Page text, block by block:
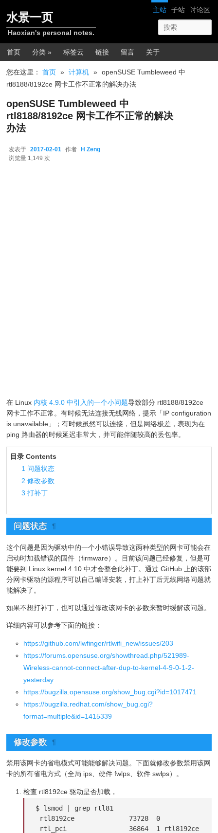
网站导航
主站 子站 讨论区
水景一页
Haoxian's personal notes.
主菜单
首页 分类 » 标签云 链接 留言 关于
您在这里：首页 » 计算机 » openSUSE Tumbleweed 中
rtl8188/8192ce 网卡工作不正常的解决办法
openSUSE Tumbleweed 中
rtl8188/8192ce 网卡工作不正常的解决
办法
发表于 2017-02-01 作者 H Zeng
浏览量 1,149 次
在 Linux 内核 4.9.0 中引入的一个小问题导致部分 rtl8188/8192ce
网卡工作不正常。有时候无法连接无线网络，提示「IP configuration
is unavailable」；有时候虽然可以连接，但是网络极差，表现为在
ping 路由器的时候延迟非常大，并可能伴随较高的丢包率。
目录 Contents
1 问题状态
2 修改参数
3 打补丁
问题状态 ¶
这个问题是因为驱动中的一个小错误导致这两种类型的网卡可能会在
启动时加载错误的固件（firmware）。目前该问题已经修复，但是可
能要到 Linux kernel 4.10 中才会整合此补丁。通过 GitHub 上的该部
分网卡驱动的源程序可以自己编译安装，打上补丁后无线网络问题就
能解决了。
如果不想打补丁，也可以通过修改该网卡的参数来暂时缓解该问题。
详细内容可以参考下面的链接：
https://github.com/lwfinger/rtlwifi_new/issues/203
https://forums.opensuse.org/showthread.php/521989-
Wireless-cannot-connect-after-dup-to-kernel-4-9-0-1-2-
yesterday
https://bugzilla.opensuse.org/show_bug.cgi?id=1017471
https://bugzilla.redhat.com/show_bug.cgi?
format=multiple&id=1415339
修改参数 ¶
禁用该网卡的省电模式可能能够解决问题。下面就修改参数禁用该网
卡的所有省电方式（全局 ips、硬件 fwlps、软件 swlps）。
检查 rtl8192ce 驱动是否加载，
$ lsmod | grep rtl81
rtl8192ce              73728  0
rtl_pci                36864  1 rtl8192ce